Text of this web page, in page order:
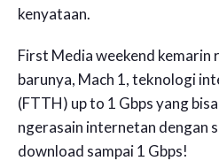
kenyataan.
First Media weekend kemarin
barunya, Mach 1, teknologi
(FTTH) up to 1 Gbps yang
ngerasain internetan dengan
download sampai 1 Gbps!